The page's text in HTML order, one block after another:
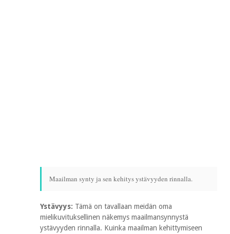
Maailman synty ja sen kehitys ystävyyden rinnalla.
Ystävyys: Tämä on tavallaan meidän oma
mielikuvituksellinen näkemys maailmansynnystä
ystävyyden rinnalla. Kuinka maailman kehittymiseen